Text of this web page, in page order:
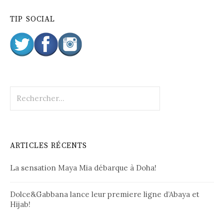
TIP SOCIAL
r
h
r
ARTICLES RÉCENTS
La sensation Maya Mia débarque à Doha!
Dolce&Gabbana lance leur premiere ligne d’Abaya et
Hijab!